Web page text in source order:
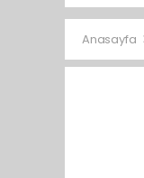
Anasayfa